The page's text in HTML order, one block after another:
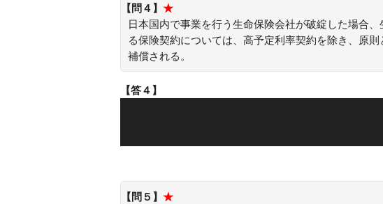
【問４】 ★
日本国内で事業を行う生命保険会社が破綻した場合
る保険契約については、高予定利率契約を除き、原
補償される。
【答４】
【問５】 ★